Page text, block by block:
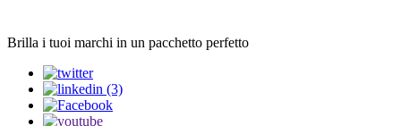
Brilla i tuoi marchi in un pacchetto perfetto